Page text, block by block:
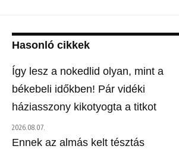
Hasonló cikkek
Így lesz a nokedlid olyan, mint a
békebeli időkben! Pár vidéki
háziasszony kikotyogta a titkot
2026.08.07.
Ennek az almás kelt tésztás